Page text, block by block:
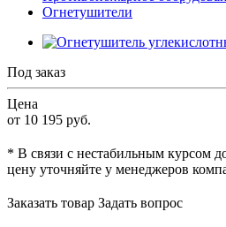
Огнетушители
Под заказ
Цена
от 10 195 руб.
* В связи с нестабильным курсом
цену уточняйте у менеджеров
Заказать товар Задать вопрос